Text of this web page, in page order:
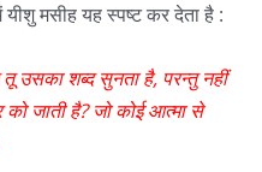
मसीह यह स्पष्ट कर देता है :
उसका शब्द सुनता है, परन्तु नहीं
जाती है? जो कोई आत्मा से